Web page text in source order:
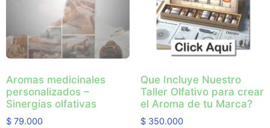
Aromas medicinales
personalizados –
Sinergias olfativas
$ 79.000
Que Incluye Nuestro
Taller Olfativo para crear
el Aroma de tu Marca?
$350.000